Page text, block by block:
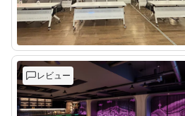
レビュー